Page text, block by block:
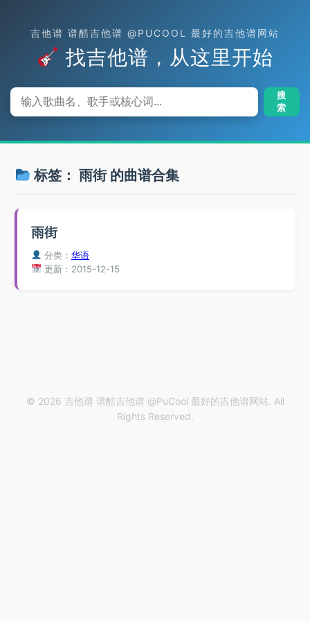
吉他谱 谱酷吉他谱 @PUCOOL 最好的吉他谱网站
找吉他谱，从这里开始
搜
索
标签： 雨街的曲谱合集
雨街
分类：华语
更新：2015-12-15
© 2026 吉他谱 谱酷吉他谱 @PuCool 最好的吉他谱网站. All
Rights Reserved.